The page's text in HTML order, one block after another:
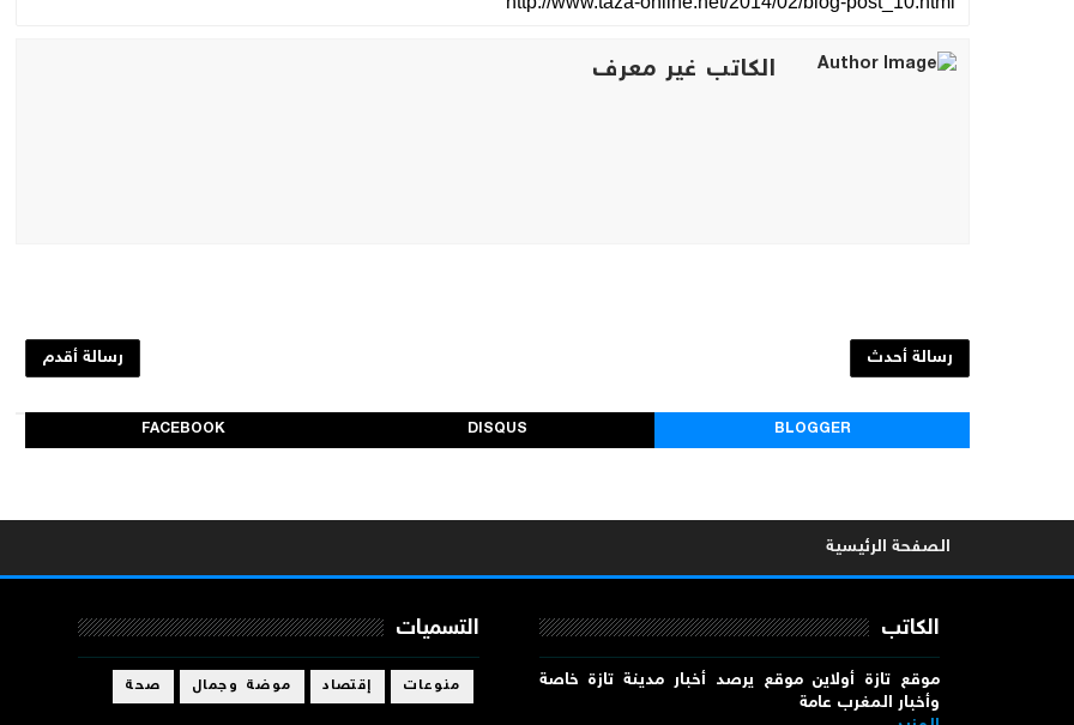
الكاتب غير معرف
رسالة أحدث رسالة أقدم
BLOGGER
DISQUS
FACEBOOK
الصفحة الرئيسية
الكاتب
موقع تازة أولاين موقع يرصد أخبار مدينة تازة خاصة
وأخبار المغرب عامة
التسميات
منوعات إقتصاد موضة وجمال صحة